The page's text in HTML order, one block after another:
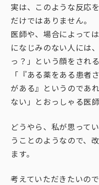
実は、このような反応
だけではありません。
医師や、場合によって
になじみのない人には
っ？」という顔をされ
「『ある薬をある患者
がある』というのであ
ない」とおっしゃる医師
どうやら、私が思って
うことのようなので、
ます。
考えていただきたいの